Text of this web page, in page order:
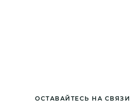
ОСТАВАЙТЕСЬ НА СВЯЗИ